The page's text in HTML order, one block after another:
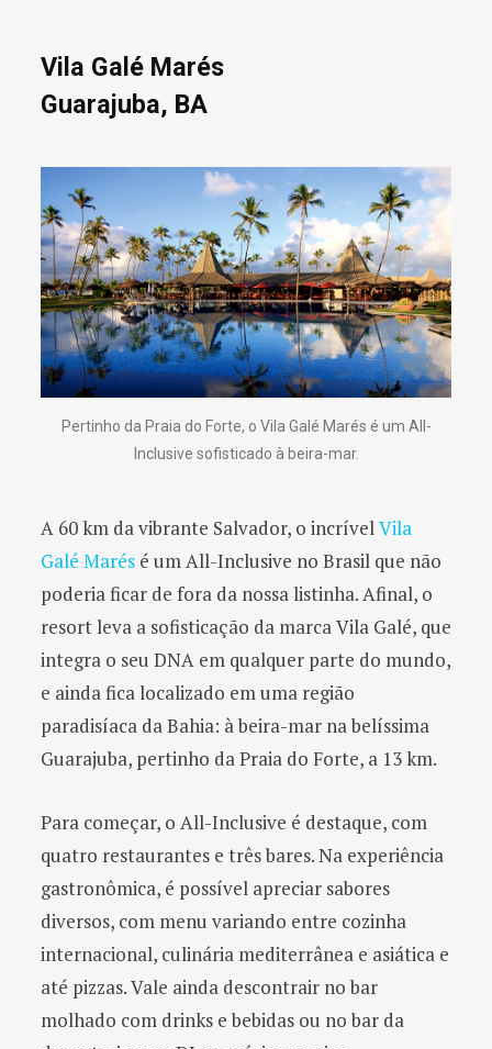
Vila Galé Marés
Guarajuba, BA
Pertinho da Praia do Forte, o Vila Galé Marés é um All-
Inclusive sofisticado à beira-mar.
A 60 km da vibrante Salvador, o incrívelVila
Galé Marés é um All-Inclusive no Brasil que não
poderia ficar de fora da nossa listinha. Afinal, o
resort leva a sofisticação da marca Vila Galé, que
integra o seu DNA em qualquer parte do mundo,
e ainda fica localizado em uma região
paradisíaca da Bahia: à beira-mar na belíssima
Guarajuba, pertinho da Praia do Forte, a 13 km.
Para começar, o All-Inclusive é destaque, com
quatro restaurantes e três bares. Na experiência
gastronômica, é possível apreciar sabores
diversos, com menu variando entre cozinha
internacional, culinária mediterrânea e asiática e
até pizzas. Vale ainda descontrair no bar
molhado com drinks e bebidas ou no bar da